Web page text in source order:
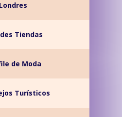
Londres
Tiendas
de Moda
Turísticos